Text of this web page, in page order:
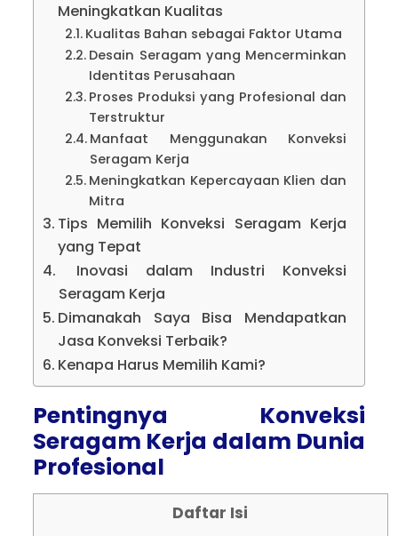
Meningkatkan Kualitas
Kualitas Bahan sebagai Faktor Utama
Desain Seragam yang Mencerminkan
Identitas Perusahaan
Proses Produksi yang Profesional dan
Terstruktur
Manfaat Menggunakan Konveksi
Seragam Kerja
Meningkatkan Kepercayaan Klien dan
Mitra
Tips Memilih Konveksi Seragam Kerja
yang Tepat
Inovasi dalam Industri Konveksi
Seragam Kerja
Dimanakah Saya Bisa Mendapatkan
Jasa Konveksi Terbaik?
Kenapa Harus Memilih Kami?
Pentingnya Konveksi
Seragam Kerja dalam Dunia
Profesional
Daftar Isi